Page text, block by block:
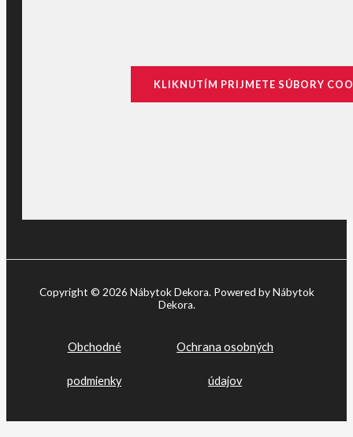
KLIKNUTÍM PRIJMETE SÚBORY
Copyright © 2026 Nábytok Dekora. Powered by Nábytok
Dekora.
Obchodné
podmienky
Ochrana osobných
údajov